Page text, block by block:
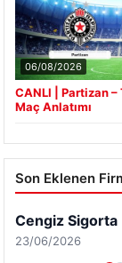
06/08/2026
CANLI | Partizan –
Maç Anlatımı
Son Eklenen
Cengiz Sigorta
23/06/2026